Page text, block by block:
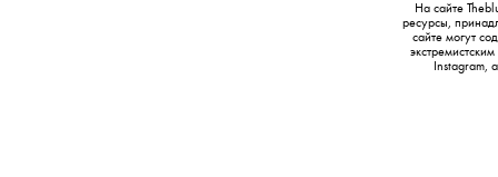
На сайте
ресурсы,
сайте могут
Instagram,